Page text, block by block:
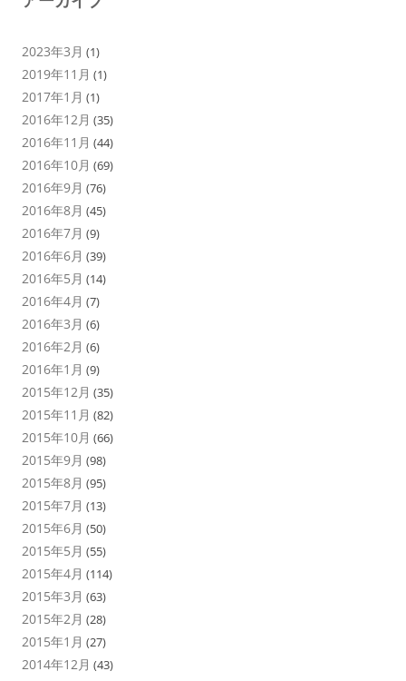
2023年3月 (1)
2019年11月 (1)
2017年1月 (1)
2016年12月 (35)
2016年11月 (44)
2016年10月 (69)
2016年9月 (76)
2016年8月 (45)
2016年7月 (9)
2016年6月 (39)
2016年5月 (14)
2016年4月 (7)
2016年3月 (6)
2016年2月 (6)
2016年1月 (9)
2015年12月 (35)
2015年11月 (82)
2015年10月 (66)
2015年9月 (98)
2015年8月 (95)
2015年7月 (13)
2015年6月 (50)
2015年5月 (55)
2015年4月 (114)
2015年3月 (63)
2015年2月 (28)
2015年1月 (27)
2014年12月 (43)